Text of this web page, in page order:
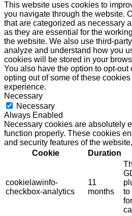
This website uses cookies to
you navigate through the website.
that are categorized as necessary
as they are essential for the
the website. We also use third-
analyze and understand how you
cookies will be stored in your
You also have the option to opt-out
opting out of some of these
experience.
Necessary
Necessary
Always Enabled
Necessary cookies are absolutely
function properly. These cookies
and security features of the
Cookie
Duration
cookielawinfo-
checkbox-analytics
11
months
to